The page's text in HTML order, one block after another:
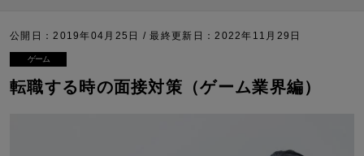
公開日：2019年04月25日 / 最終更新日：2022年11月29日
ゲーム
転職する時の面接対策（ゲーム業界編）